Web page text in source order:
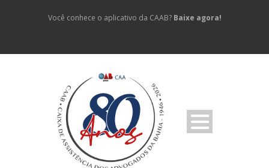
Você conhece o aplicativo da CAAB? Baixe agora!